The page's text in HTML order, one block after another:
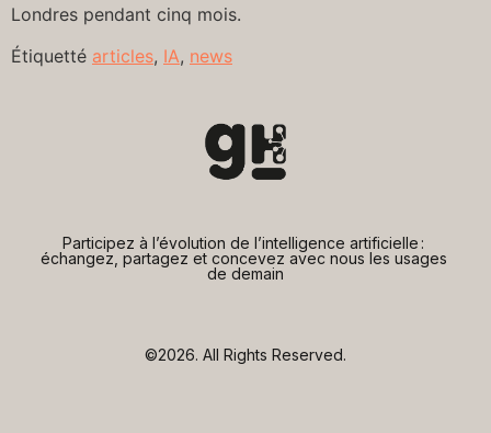
Londres pendant cinq mois.
Étiquetté articles, IA, news
Participez à l’évolution de l’intelligence artificielle :
échangez, partagez et concevez avec nous les usages
de demain
©2026. All Rights Reserved.